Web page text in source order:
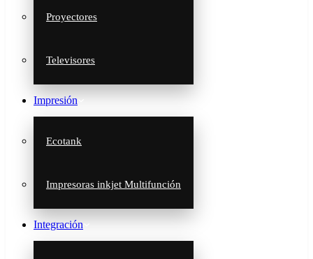
Proyectores
Televisores
Impresión
Ecotank
Impresoras inkjet Multifunción
Integración